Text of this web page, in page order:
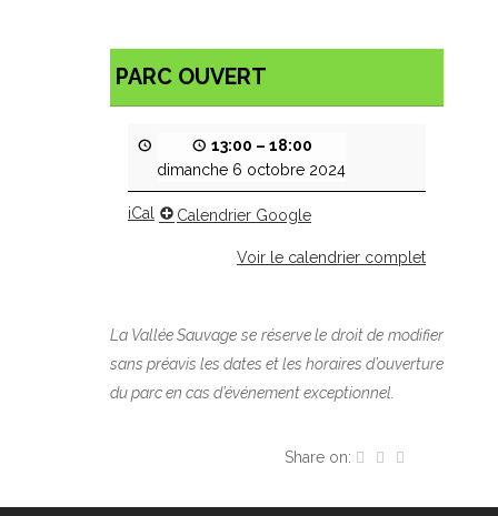
PARC OUVERT
13:00 – 18:00
dimanche 6 octobre 2024
iCal Calendrier Google
Voir le calendrier complet
La Vallée Sauvage se réserve le droit de modifier
sans préavis les dates et les horaires d’ouverture
du parc en cas d’événement exceptionnel.
Share on: